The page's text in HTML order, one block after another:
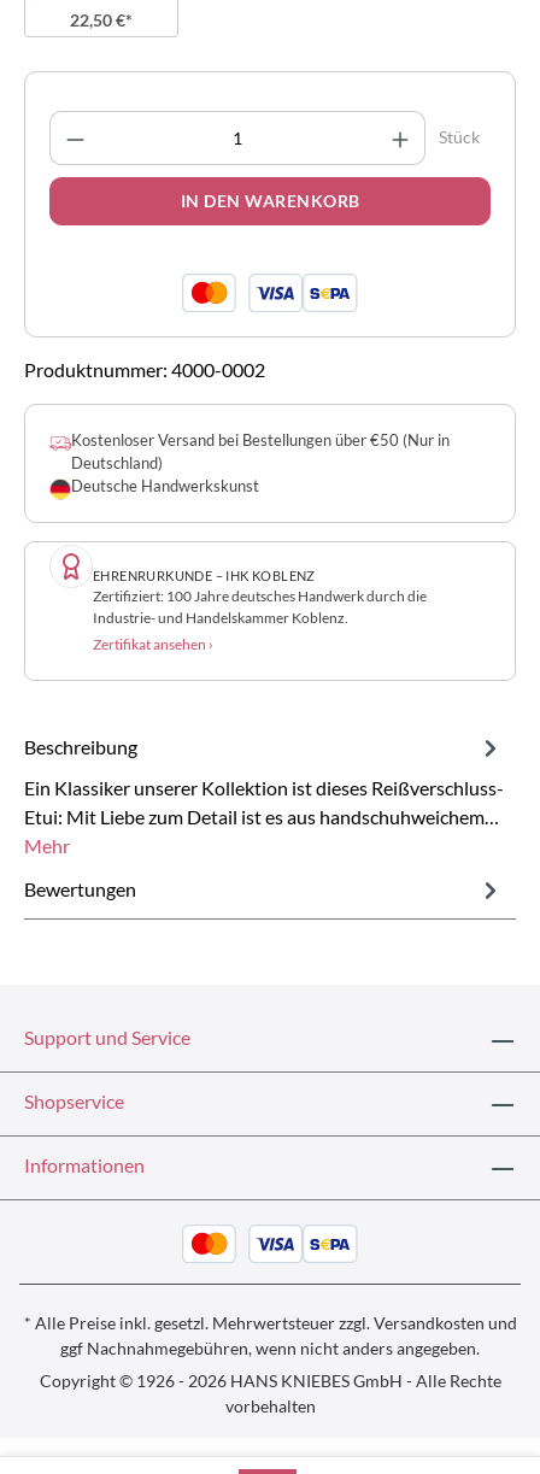
22,50 €*
Produkt Anzahl: Gib den gewünschten
Stück
IN DEN WARENKORB
Produktnummer: 4000-0002
Kostenloser Versand bei Bestellungen über €50 (Nur in
Deutschland)
Deutsche Handwerkskunst
EHRENRURKUNDE – IHK KOBLENZ
Zertifiziert: 100 Jahre deutsches Handwerk durch die
Industrie- und Handelskammer Koblenz.
Zertifikat ansehen ›
Beschreibung
Ein Klassiker unserer Kollektion ist dieses Reißverschluss-
Etui: Mit Liebe zum Detail ist es aus handschuhweichem…
Mehr
Bewertungen
Support und Service
Shopservice
Informationen
* Alle Preise inkl. gesetzl. Mehrwertsteuer zzgl.Versandkosten und
ggf Nachnahmegebühren, wenn nicht anders angegeben.
Copyright © 1926 - 2026 HANS KNIEBES GmbH - Alle Rechte
vorbehalten